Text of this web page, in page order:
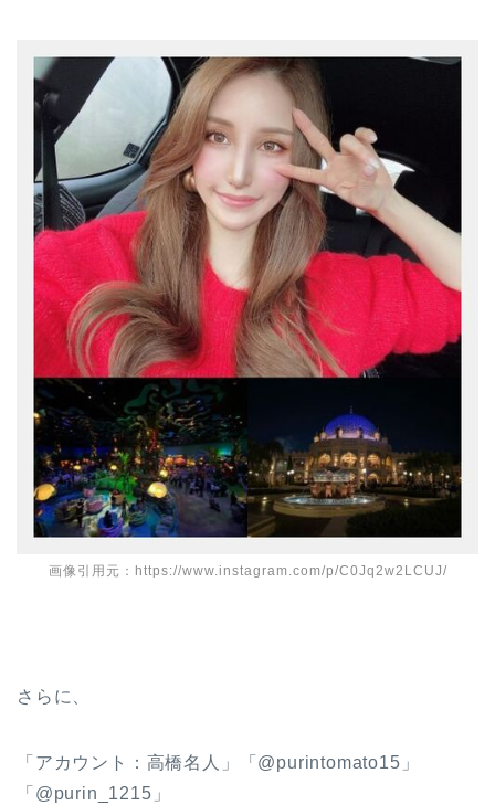
画像引用元：https://www.instagram.com/p/C0Jq2w2LCUJ/
さらに、
「アカウント：高橋名人」「@purintomato15」
「@purin_1215」